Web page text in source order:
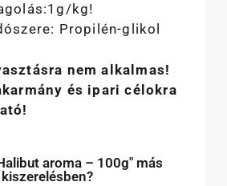
kg!
Propilén-glikol
nem alkalmas!
és ipari célokra
aroma – 100g" más
kiszerelésben?